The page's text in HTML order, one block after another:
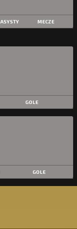
ASYSTY MECZE
GOLE
GOLE